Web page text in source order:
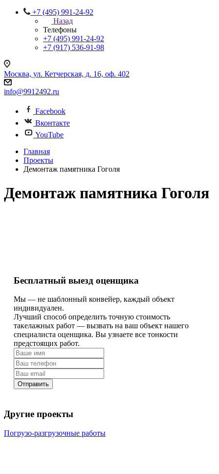
+7 (495) 991-24-92
Назад
Телефоны
+7 (495) 991-24-92
+7 (917) 536-91-98
Москва, ул. Кетчерская, д. 16, оф. 402
info@9912492.ru
Facebook
Вконтакте
YouTube
Главная
Проекты
Демонтаж памятника Гоголя
Демонтаж памятника Гоголя
Бесплатный выезд оценщика
Мы — не шаблонный конвейер, каждый объект
индивидуален.
Лучший способ определить точную стоимость
такелажных работ — вызвать на ваш объект нашего
специалиста оценщика. Вы узнаете все тонкости
предстоящих работ.
Отправить
Другие проекты
Погрузо-разгрузочные работы